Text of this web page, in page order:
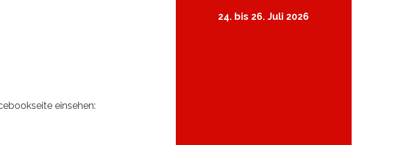
einsehen:
24. bis 26. Juli 2026